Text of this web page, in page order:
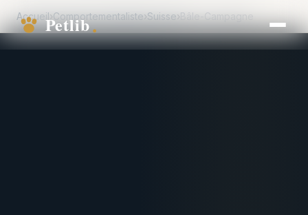
Accueil›Comportementaliste›Suisse›Bâle-Campagne